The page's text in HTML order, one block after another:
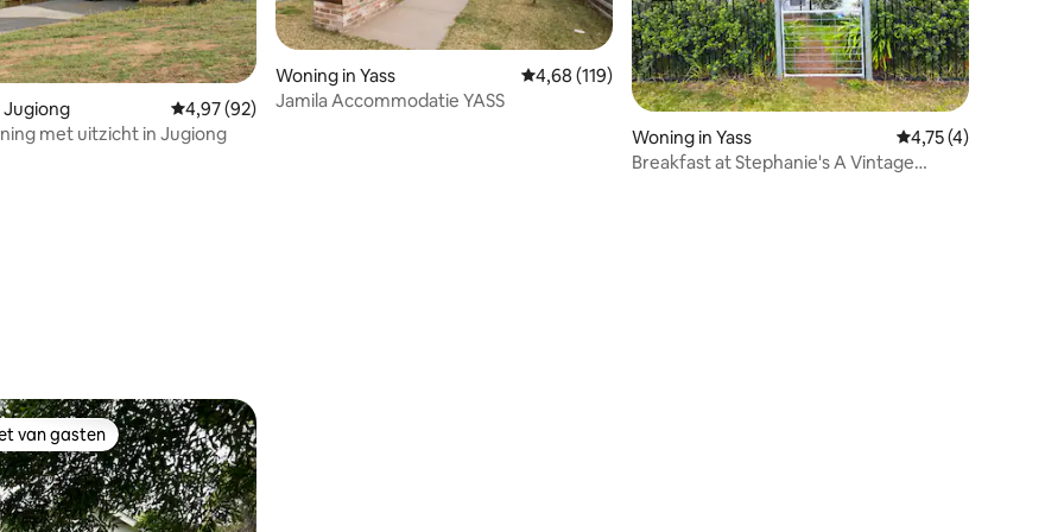
4,93 op 5, 224 recensies
Jugiong Gemiddelde beoordeling van 4,97 op 5, 92 recensies
4,97 (92)
met uitzicht in Jugiong
Woning in Yass Gemiddelde beoordeling van 4,68 op 5, 119 recensies
4,68 (119)
Jamila Accommodatie YASS
Woning in Yass
Gemiddelde
4,75 (4)
Breakfast at Stephanie's A Vintage
van gasten
van gasten